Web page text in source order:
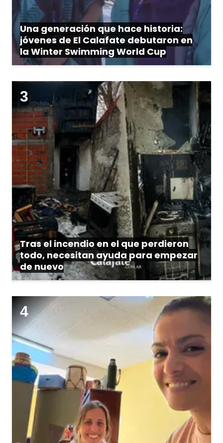
Una generación que hace historia:
jóvenes de El Calafate debutaron en
la Winter Swimming World Cup
Tras el incendio en el que perdieron
todo, necesitan ayuda para empezar
de nuevo